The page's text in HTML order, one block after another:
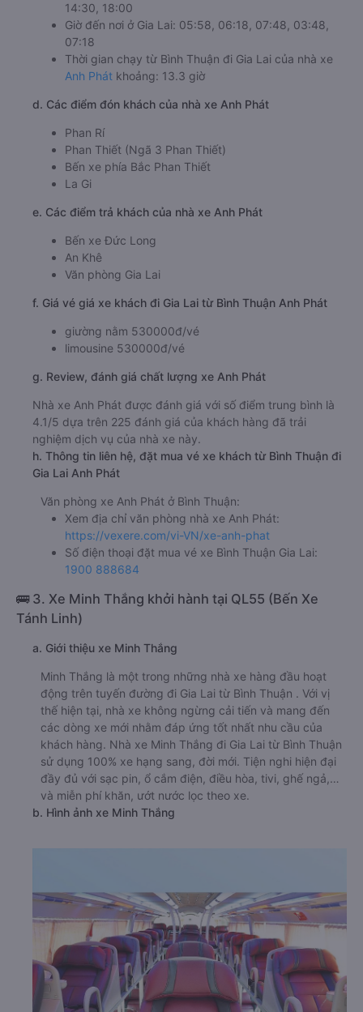
14:30, 18:00
Giờ đến nơi ở Gia Lai: 05:58, 06:18, 07:48, 03:48,
07:18
Thời gian chạy từ Bình Thuận đi Gia Lai của nhà xe
Anh Phát khoảng: 13.3 giờ
d. Các điểm đón khách của nhà xe Anh Phát
Phan Rí
Phan Thiết (Ngã 3 Phan Thiết)
Bến xe phía Bắc Phan Thiết
La Gi
e. Các điểm trả khách của nhà xe Anh Phát
Bến xe Đức Long
An Khê
Văn phòng Gia Lai
f. Giá vé giá xe khách đi Gia Lai từ Bình Thuận Anh Phát
giường nằm 530000đ/vé
limousine 530000đ/vé
g. Review, đánh giá chất lượng xe Anh Phát
Nhà xe Anh Phát được đánh giá với số điểm trung bình là
4.1/5 dựa trên 225 đánh giá của khách hàng đã trải
nghiệm dịch vụ của nhà xe này.
h. Thông tin liên hệ, đặt mua vé xe khách từ Bình Thuận đi
Gia Lai Anh Phát
Văn phòng xe Anh Phát ở Bình Thuận:
Xem địa chỉ văn phòng nhà xe Anh Phát:
https://vexere.com/vi-VN/xe-anh-phat
Số điện thoại đặt mua vé xe Bình Thuận Gia Lai:
1900 888684
🚌 3. Xe Minh Thắng khởi hành tại QL55 (Bến Xe
Tánh Linh)
a. Giới thiệu xe Minh Thắng
Minh Thắng là một trong những nhà xe hàng đầu hoạt
động trên tuyến đường đi Gia Lai từ Bình Thuận . Với vị
thế hiện tại, nhà xe không ngừng cải tiến và mang đến
các dòng xe mới nhằm đáp ứng tốt nhất nhu cầu của
khách hàng. Nhà xe Minh Thắng đi Gia Lai từ Bình Thuận
sử dụng 100% xe hạng sang, đời mới. Tiện nghi hiện đại
đầy đủ với sạc pin, ổ cắm điện, điều hòa, tivi, ghế ngả,…
và miễn phí khăn, ướt nước lọc theo xe.
b. Hình ảnh xe Minh Thắng